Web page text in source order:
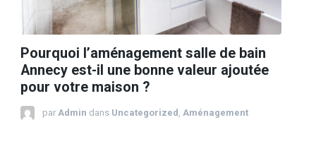
Pourquoi l’aménagement salle de bain
Annecy est-il une bonne valeur ajoutée
pour votre maison ?
par Admin dans Uncategorized Aménagement